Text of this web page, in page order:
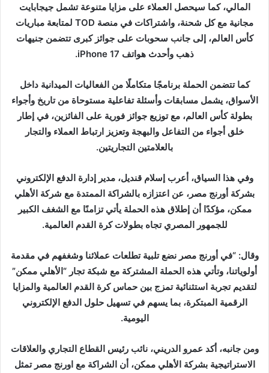
المالي، كما سيحصل العملاء على مزايا متنوعة تشمل جيجابايت
مجانية مع كل شحنة، واشتراكات في منصة TOD لمتابعة مباريات
كأس العالم، إلى جانب سحوبات على جوائز كبرى تتضمن جنيهات
ذهب وأحدث هواتف iPhone 17.
كما تتضمن الحملة برنامجًا متكاملًا من الفعاليات الميدانية داخل
الأسواق، يشمل مسابقات وأسئلة تفاعلية مستوحاة من تاريخ وأجواء
بطولة كأس العالم، مع توزيع جوائز فورية على الفائزين، في إطار
خلق أجواء من التفاعل والبهجة وتعزيز ارتباط العملاء والتجار
بالعلامتين التجاريتين.
وفي هذا السياق، أعرب إسلام قنديل، مدير إدارة الدفع الإلكتروني
بشركة أورنج مصر، عن اعتزازه بالشراكة الممتدة مع شركة الأهلي
ممكن، مؤكدًا أن إطلاق هذه الحملة يأتي تزامنًا مع الشغف الكبير
للجمهور المصري تجاه بطولات كرة القدم العالمية.
وقال: “في أورنج مصر نضع تلبية تطلعات عملائنا وشغفهم في مقدمة
أولوياتنا، وتأتي هذه الحملة المشتركة مع شبكة تجار “الأهلي ممكن”
لتقديم تجربة استثنائية تمزج بين حماس كرة القدم العالمية والمزايا
الرقمية المبتكرة، بما يسهم في تسهيل حلول الدفع الإلكتروني
اليومية.
ومن جانبه، أكد عمرو الدريني، نائب رئيس القطاع التجاري والعلاقات
الاستراتيجية بشركة الأهلي ممكن، أن الشراكة مع اورنج مصر تمثل